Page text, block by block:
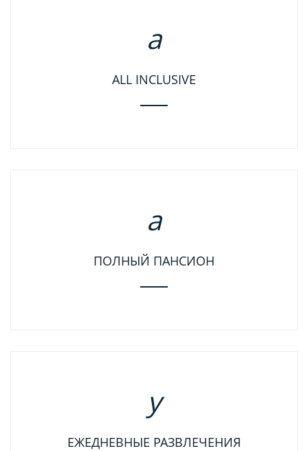
ALL INCLUSIVE
ПОЛНЫЙ ПАНСИОН
ЕЖЕДНЕВНЫЕ РАЗВЛЕЧЕНИЯ